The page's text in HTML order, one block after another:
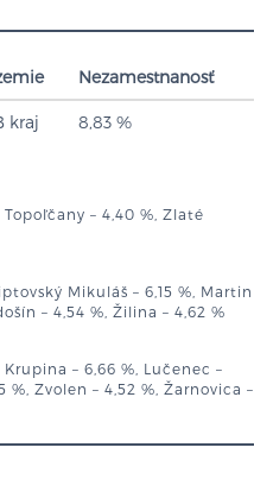
Nezamestnanosť
kraj 8,83 %
Topoľčany – 4,40 %, Zlaté
Mikuláš – 6,15 %, Martin
– 4,54 %, Žilina – 4,62 %
– 6,66 %, Lučenec –
%, Zvolen – 4,52 %, Žarnovica –